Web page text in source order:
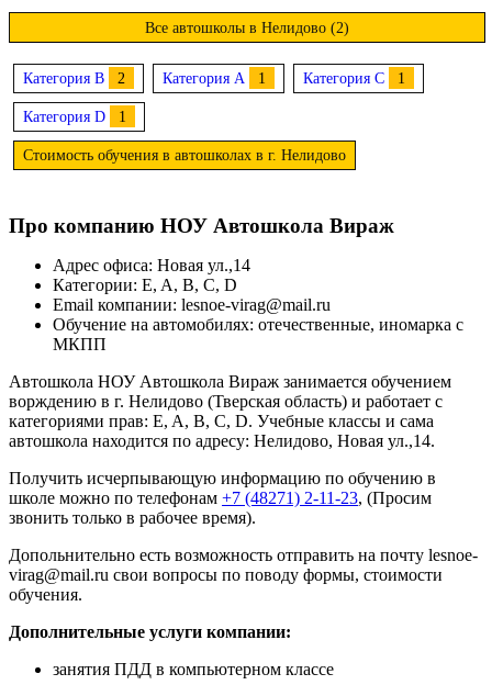
Все автошколы в Нелидово (2)
Категория B 2 Категория A 1 Категория C 1
Категория D 1
Стоимость обучения в автошколах в г. Нелидово
Про компанию НОУ Автошкола Вираж
Адрес офиса: Новая ул.,14
Категории: E, A, B, C, D
Email компании: lesnoe-virag@mail.ru
Обучение на автомобилях: отечественные, иномарка с
МКПП
Автошкола НОУ Автошкола Вираж занимается обучением
ворждению в г. Нелидово (Тверская область) и работает с
категориями прав: E, A, B, C, D. Учебные классы и сама
автошкола находится по адресу: Нелидово, Новая ул.,14.
Получить исчерпывающую информацию по обучению в
школе можно по телефонам +7 (48271) 2-11-23, (Просим
звонить только в рабочее время).
Допольнительно есть возможность отправить на почту lesnoe-
virag@mail.ru свои вопросы по поводу формы, стоимости
обучения.
Дополнительные услуги компании:
занятия ПДД в компьютерном классе